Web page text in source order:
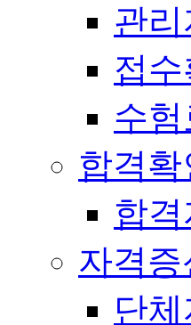
관리
접
수
합격확
합
자격증
단